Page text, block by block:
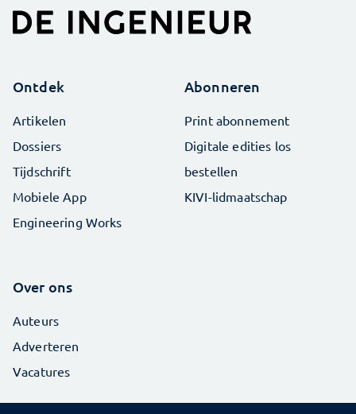
Ontdek
Artikelen
Dossiers
Tijdschrift
Mobiele App
Engineering Works
Abonneren
Print abonnement
Digitale edities los
bestellen
KIVI-lidmaatschap
Over ons
Auteurs
Adverteren
Vacatures